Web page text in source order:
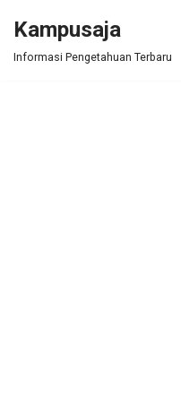
Skip
Kampusaja
Informasi Pengetahuan Terbaru